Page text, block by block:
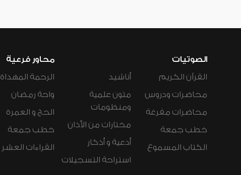
الصوتيات
القرآن الكريم
محاضرات ودروس
محاضرات مفرغة
خطب جمعة
الكتاب المسموع
أناشيد
متون علمية
ومنظومات
مختارات من الأذان
أدعية و أذكار
استراحة التسجيلات
محاور فرعية
الرحمة المهداة
واحة رمضان
الحج و العمرة
خطب جمعة
القراءات العشر